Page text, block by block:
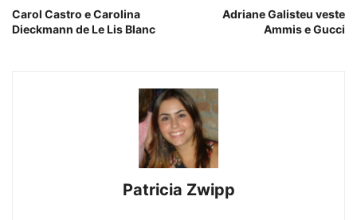
Carol Castro e Carolina
Dieckmann de Le Lis Blanc
Adriane Galisteu veste
Ammis e Gucci
Patricia Zwipp